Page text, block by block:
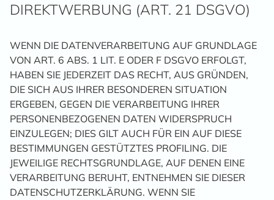
DIREKTWERBUNG (ART. 21 DSGVO)
WENN DIE DATENVERARBEITUNG AUF GRUNDLAGE
VON ART. 6 ABS. 1 LIT. E ODER F DSGVO ERFOLGT,
HABEN SIE JEDERZEIT DAS RECHT, AUS GRÜNDEN,
DIE SICH AUS IHRER BESONDEREN SITUATION
ERGEBEN, GEGEN DIE VERARBEITUNG IHRER
PERSONENBEZOGENEN DATEN WIDERSPRUCH
EINZULEGEN; DIES GILT AUCH FÜR EIN AUF DIESE
BESTIMMUNGEN GESTÜTZTES PROFILING. DIE
JEWEILIGE RECHTSGRUNDLAGE, AUF DENEN EINE
VERARBEITUNG BERUHT, ENTNEHMEN SIE DIESER
DATENSCHUTZERKLÄRUNG. WENN SIE